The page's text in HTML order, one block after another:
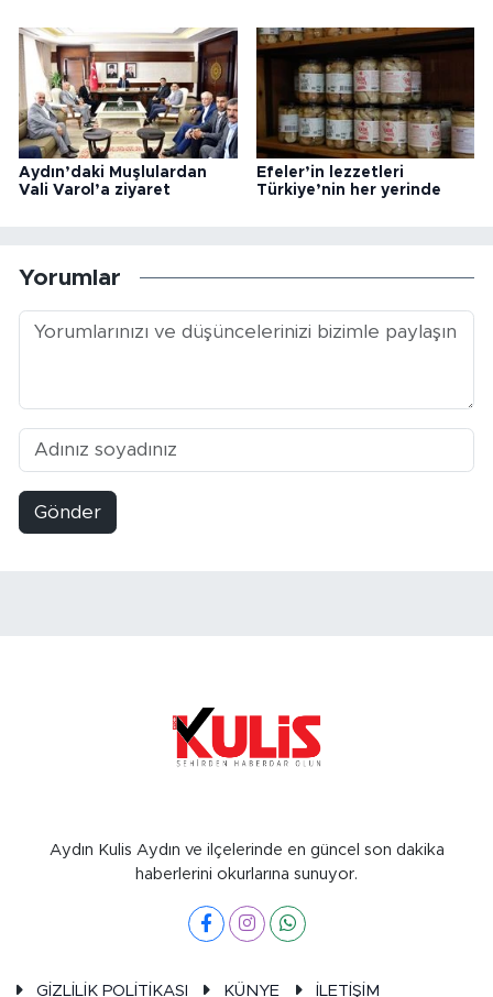
Aydın’daki Muşlulardan
Vali Varol’a ziyaret
Efeler’in lezzetleri
Türkiye’nin her yerinde
Yorumlar
Gönder
Aydın Kulis Aydın ve ilçelerinde en güncel son dakika
haberlerini okurlarına sunuyor.
GİZLİLİK POLİTİKASI KÜNYE İLETİŞİM